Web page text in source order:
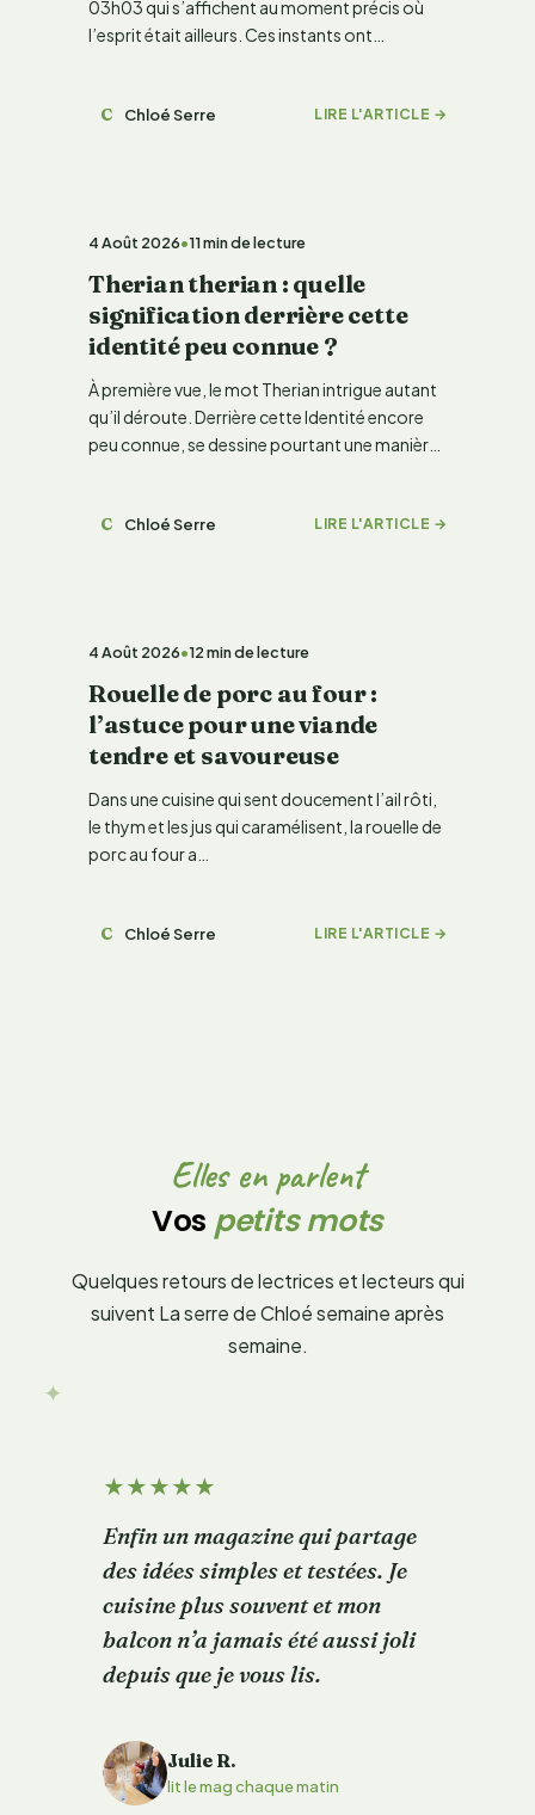
03h03 qui s’affichent au moment précis où
l’esprit était ailleurs. Ces instants ont…
C Chloé Serre LIRE L'ARTICLE →
LIFESTYLE & TENDANCE
4 Août 2026•11 min de lecture
Therian therian : quelle
signification derrière cette
identité peu connue ?
À première vue, le mot Therian intrigue autant
qu’il déroute. Derrière cette Identité encore
peu connue, se dessine pourtant une manière
C Chloé Serre LIRE L'ARTICLE →
CUISINE & DÉCOUVERTES
4 Août 2026•12 min de lecture
Rouelle de porc au four :
l’astuce pour une viande
tendre et savoureuse
Dans une cuisine qui sent doucement l’ail rôti,
le thym et les jus qui caramélisent, la rouelle de
porc au four a…
C Chloé Serre LIRE L'ARTICLE →
✦
Elles en parlent
Vos petits mots
Quelques retours de lectrices et lecteurs qui
suivent La serre de Chloé semaine après
semaine.
★★★★★
Enfin un magazine qui partage
des idées simples et testées. Je
cuisine plus souvent et mon
balcon n’a jamais été aussi joli
depuis que je vous lis.
J Julie R.
lit le mag chaque matin